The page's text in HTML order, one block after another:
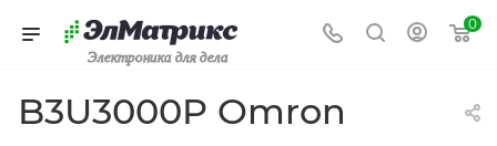
Электроника для дела
0
B3U3000P Omron